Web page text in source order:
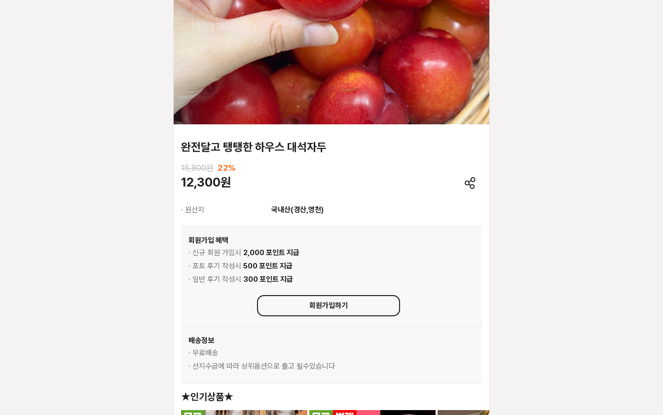
완전달고 탱탱한 하우스 대석자두
15,800원 22%
12,300원
· 원산지 국내산(경산,영천)
회원가입 혜택
· 신규 회원 가입시 2,000 포인트 지급
· 포토 후기 작성시 500 포인트 지급
· 일반 후기 작성시 300 포인트 지급
회원가입하기
배송정보
· 무료배송
· 산지수급에 따라 상위옵션으로 출고 될수있습니다
★인기상품★